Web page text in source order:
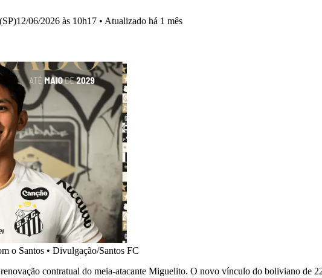
12/06/2026 às 10h17 • Atualizado há 1 mês
o Santos • Divulgação/Santos FC
contratual do meia-atacante Miguelito. O novo vínculo do boliviano de